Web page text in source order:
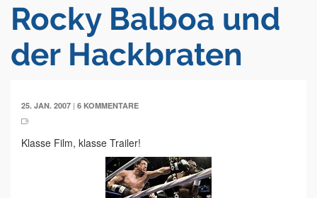
Rocky Balboa und
der Hackbraten
25. JAN. 2007 | 6 KOMMENTARE
Klasse Film, klasse Trailer!